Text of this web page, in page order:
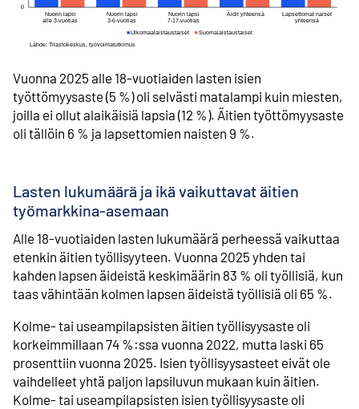
Vuonna 2025 alle 18-vuotiaiden lasten isien
työttömyysaste (5 %) oli selvästi matalampi kuin miesten,
joilla ei ollut alaikäisiä lapsia (12 %). Äitien työttömyysaste
oli tällöin 6 % ja lapsettomien naisten 9 %.
Lasten lukumäärä ja ikä vaikuttavat äitien
työmarkkina-asemaan
Alle 18-vuotiaiden lasten lukumäärä perheessä vaikuttaa
etenkin äitien työllisyyteen. Vuonna 2025 yhden tai
kahden lapsen äideistä keskimäärin 83 % oli työllisiä, kun
taas vähintään kolmen lapsen äideistä työllisiä oli 65 %.
Kolme- tai useampilapsisten äitien työllisyysaste oli
korkeimmillaan 74 %:ssa vuonna 2022, mutta laski 65
prosenttiin vuonna 2025. Isien työllisyysasteet eivät ole
vaihdelleet yhtä paljon lapsiluvun mukaan kuin äitien.
Kolme- tai useampilapsisten isien työllisyysaste oli